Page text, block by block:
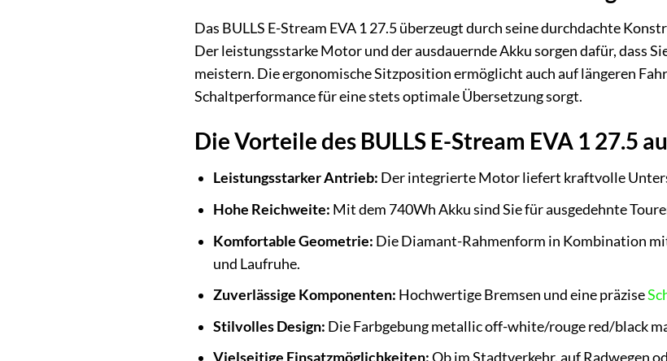
Das BULLS E-Stream EVA 1 27.5 überzeugt durch seine durchdachte
Der leistungsstarke Motor und der ausdauernde Akku sorgen dafür, dass
meistern. Die ergonomische Sitzposition ermöglicht auch auf längeren
Schaltperformance für eine stets optimale Übersetzung sorgt.
Die Vorteile des BULLS E-Stream EVA 1 27.5
Leistungsstarker Antrieb: Der integrierte Motor liefert kraftvolle
Hohe Reichweite: Mit dem 740Wh Akku sind Sie für ausgedehnte
Komfortable Geometrie: Die Diamant-Rahmenform in Kombination
und Laufruhe.
Zuverlässige Komponenten: Hochwertige Bremsen und eine präzise
Stilvolles Design: Die Farbgebung metallic off-white/rouge red/black
Vielseitige Einsatzmöglichkeiten:Ob im Stadtverkehr, auf Radwegen